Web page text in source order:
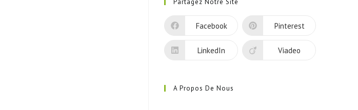
un
nouvel
Partagez Notre Site
Facebook Pinterest
LinkedIn Viadeo
A Propos De Nous